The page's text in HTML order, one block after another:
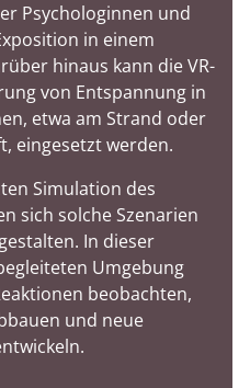
Psychologinnen und
in einem
hinaus kann die VR-
von Entspannung in
etwa am Strand oder
eingesetzt werden.
Simulation des
sich solche Szenarien
In dieser
Umgebung
beobachten,
und neue